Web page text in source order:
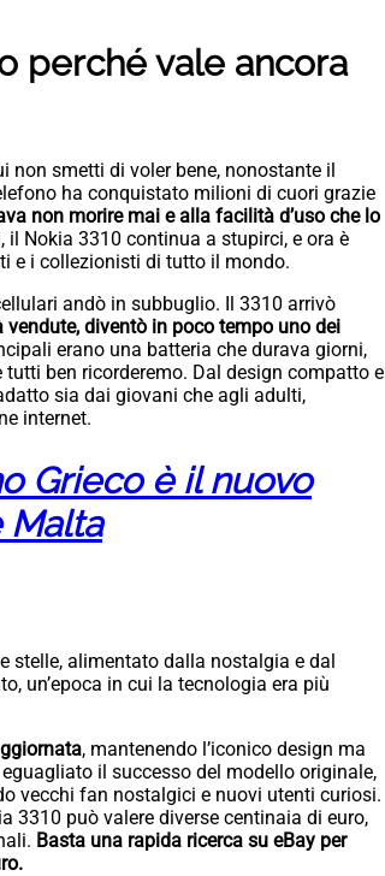
perché vale ancora
non smetti di voler bene, nonostante il
ha conquistato milioni di cuori grazie
non morire mai e alla facilità d’uso che lo
il Nokia 3310 continua a stupirci, e ora è
e i collezionisti di tutto il mondo.
andò in subbuglio. Il 3310 arrivò
diventò in poco tempo uno dei
erano una batteria che durava giorni,
ben ricorderemo. Dal design compatto e
sia dai giovani che agli adulti,
internet.
Grieco è il nuovo
Malta
stelle, alimentato dalla nostalgia e dal
un’epoca in cui la tecnologia era più
, mantenendo l’iconico design ma
il successo del modello originale,
vecchi fan nostalgici e nuovi utenti curiosi.
3310 può valere diverse centinaia di euro,
Basta una rapida ricerca su eBay per